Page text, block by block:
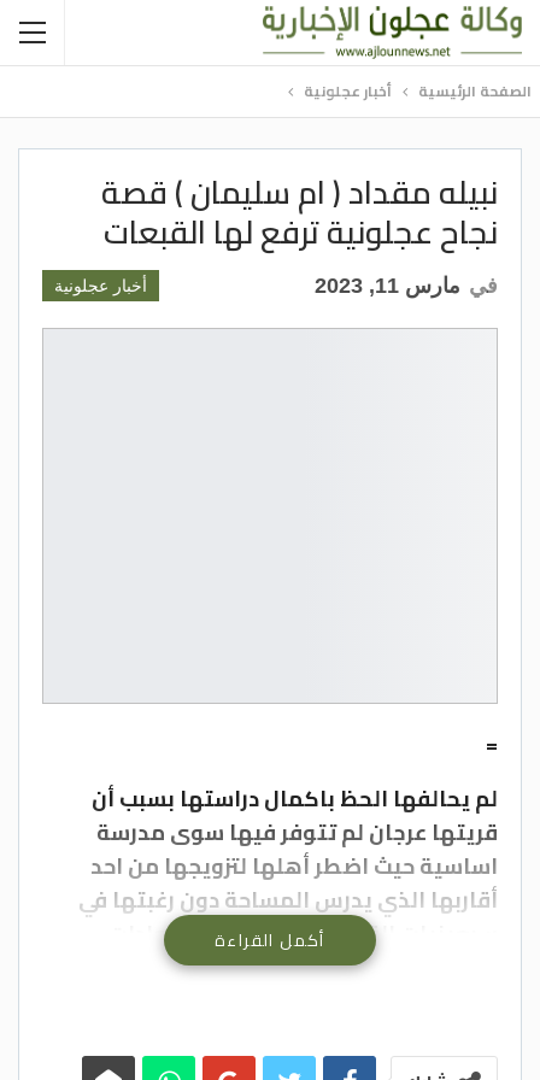
الصفحة الرئيسية أخبار عجلونية
نبيله مقداد ( ام سليمان ) قصة
نجاح عجلونية ترفع لها القبعات
أخبار عجلونية في مارس 11, 2023
=
لم يحالفها الحظ باكمال دراستها بسبب أن
قريتها عرجان لم تتوفر فيها سوى مدرسة
اساسية حيث اضطر أهلها لتزويجها من احد
أقاربها الذي يدرس المساحة دون رغبتها في
سبعينيات القرن الماضي حيث ان العادات
والتقاليد كانت الفيصل انذاك حيث رضخت للأمر
تقول السيده نبيله مقدادي ام سليمان
أكمل القراءة